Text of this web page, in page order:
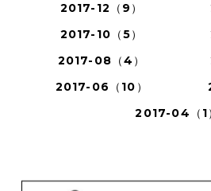
2017-12（9）
2017-10（5）
2017-08（4）
2017-06（10）
2017-04（1